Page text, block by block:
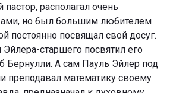
располагал очень
но был большим любителем
постоянно посвящал свой досуг.
Эйлера-старшего посвятил его
Бернулли. А сам Пауль Эйлер под
преподавал математику своему